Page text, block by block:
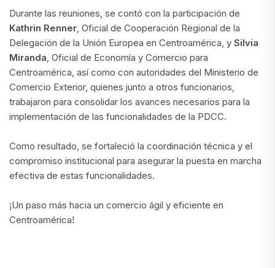
Durante las reuniones, se contó con la participación de
Kathrin Renner , Oficial de Cooperación Regional de la
Delegación de la Unión Europea en Centroamérica, y Silvia
Miranda , Oficial de Economía y Comercio para
Centroamérica, así como con autoridades del Ministerio de
Comercio Exterior, quienes junto a otros funcionarios,
trabajaron para consolidar los avances necesarios para la
implementación de las funcionalidades de la PDCC.
Como resultado, se fortaleció la coordinación técnica y el
compromiso institucional para asegurar la puesta en marcha
efectiva de estas funcionalidades.
¡Un paso más hacia un comercio ágil y eficiente en
Centroamérica!